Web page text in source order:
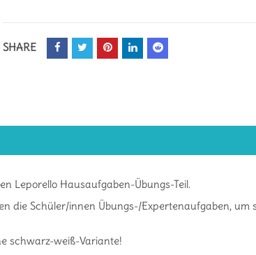
SHARE
Leporello Hausaufgaben-Übungs-Teil.
die Schüler/innen Übungs-/Expertenaufgaben, um
schwarz-weiß-Variante!